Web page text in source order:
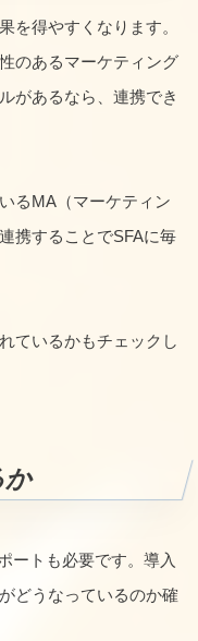
を得やすくなります。
のあるマーケティング
があるなら、連携でき
るMA（マーケティン
携することでSFAに毎
ているかもチェックし
か
ートも必要です。導入
どうなっているのか確